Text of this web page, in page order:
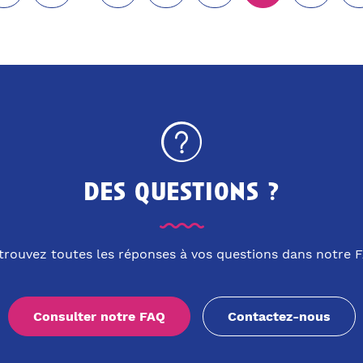
des questions ?
toutes les réponses à vos questions dans notre
Consulter notre FAQ Contactez-nous